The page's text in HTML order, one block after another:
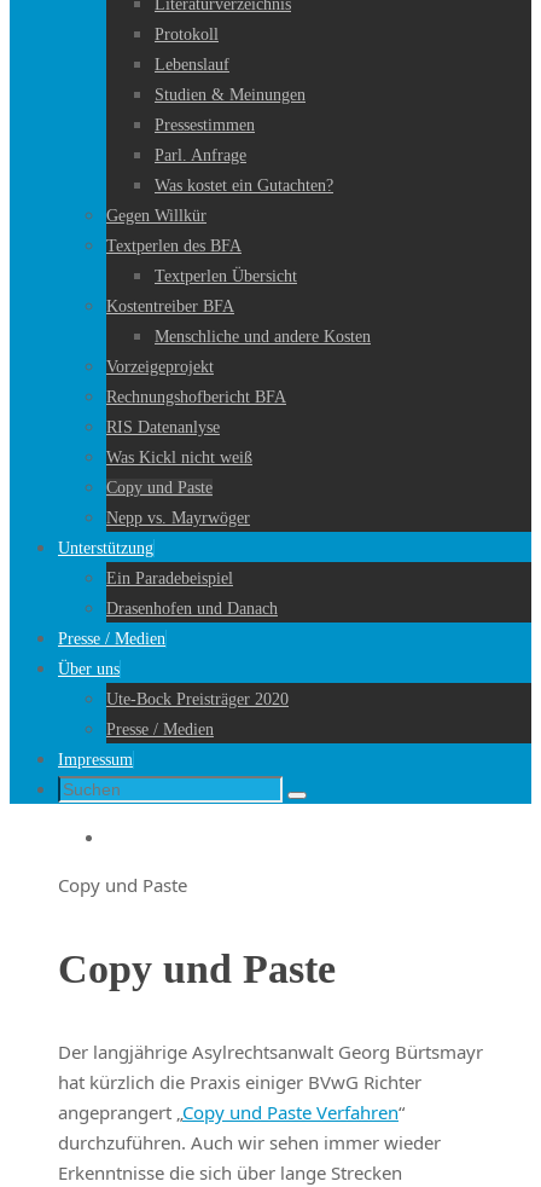
Literaturverzeichnis
Protokoll
Lebenslauf
Studien & Meinungen
Pressestimmen
Parl. Anfrage
Was kostet ein Gutachten?
Gegen Willkür
Textperlen des BFA
Textperlen Übersicht
Kostentreiber BFA
Menschliche und andere Kosten
Vorzeigeprojekt
Rechnungshofbericht BFA
RIS Datenanlyse
Was Kickl nicht weiß
Copy und Paste
Nepp vs. Mayrwöger
Unterstützung
Ein Paradebeispiel
Drasenhofen und Danach
Presse / Medien
Über uns
Ute-Bock Preisträger 2020
Presse / Medien
Impressum
Suche
Suchen
Startseite
Copy und Paste
Copy und Paste
Der langjährige Asylrechtsanwalt Georg Bürtsmayr
hat kürzlich die Praxis einiger BVwG Richter
angeprangert „Copy und Paste Verfahren“
durchzuführen. Auch wir sehen immer wieder
Erkenntnisse die sich über lange Strecken